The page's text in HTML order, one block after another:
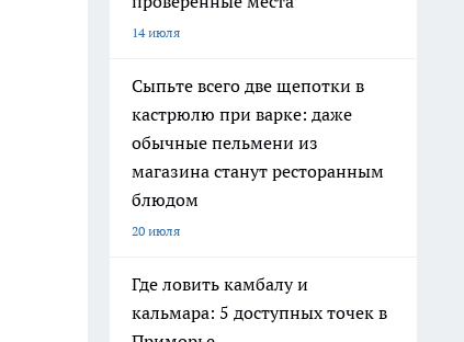
14 июля
Сыпьте всего две щепотки в
кастрюлю при варке: даже
обычные пельмени из
магазина станут ресторанным
блюдом
20 июля
Где ловить камбалу и
кальмара: 5 доступных точек в